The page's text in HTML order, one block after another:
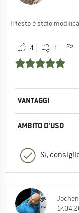
Il testo è stato
4 1
VANTAGGI
AMBITO D’USO
Sì,
Jochen